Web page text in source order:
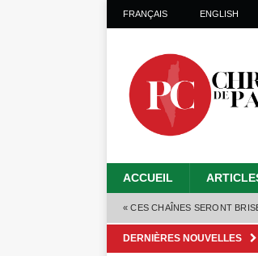
FRANÇAIS ENGLISH
ACCUEIL
« CES CHAÎNES SERONT
DERNIÈRES NOUVELLES